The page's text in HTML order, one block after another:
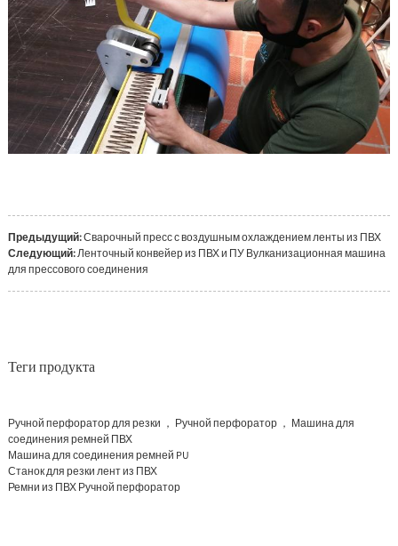
Предыдущий:Сварочный пресс с воздушным охлаждением ленты из ПВХ
Следующий: Ленточный конвейер из ПВХ и ПУ Вулканизационная машина
для прессового соединения
Теги продукта
Ручной перфоратор для резки ， Ручной перфоратор ， Машина для
соединения ремней ПВХ
Машина для соединения ремней PU
Станок для резки лент из ПВХ
Ремни из ПВХ Ручной перфоратор